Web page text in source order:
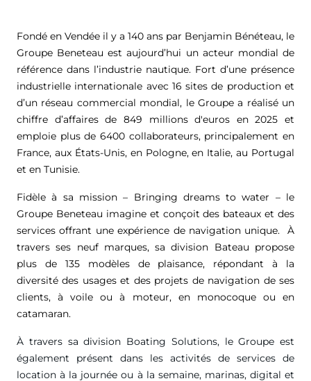
Fondé en Vendée il y a 140 ans par Benjamin Bénéteau, le
Groupe Beneteau est aujourd’hui un acteur mondial de
référence dans l’industrie nautique. Fort d’une présence
industrielle internationale avec 16 sites de production et
d’un réseau commercial mondial, le Groupe a réalisé un
chiffre d’affaires de 849 millions d'euros en 2025 et
emploie plus de 6400 collaborateurs, principalement en
France, aux États-Unis, en Pologne, en Italie, au Portugal
et en Tunisie.
Fidèle à sa mission – Bringing dreams to water – le
Groupe Beneteau imagine et conçoit des bateaux et des
services offrant une expérience de navigation unique. À
travers ses neuf marques, sa division Bateau propose
plus de 135 modèles de plaisance, répondant à la
diversité des usages et des projets de navigation de ses
clients, à voile ou à moteur, en monocoque ou en
catamaran.
À travers sa division Boating Solutions, le Groupe est
également présent dans les activités de services de
location à la journée ou à la semaine, marinas, digital et